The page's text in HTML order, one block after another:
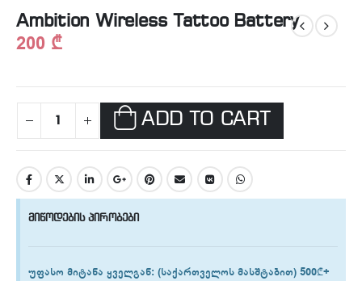
Ambition Wireless Tattoo Battery
200 ₾
ADD TO CART
მიწოდების პირობები
უფასო მიტანა ყველგან: (საქართველოს მასშტაბით) 500₾+